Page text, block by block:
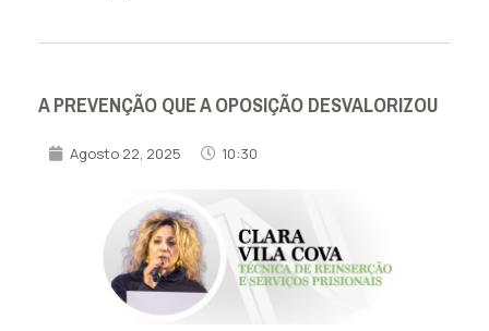
A PREVENÇÃO QUE A OPOSIÇÃO DESVALORIZOU
Agosto 22, 2025 10:30